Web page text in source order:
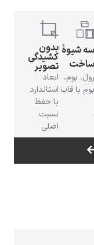
بدون
کشیدگی
تصویر
ابعاد
استاندارد